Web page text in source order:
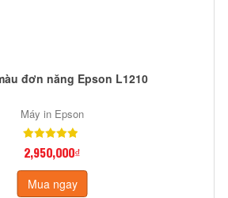
đơn năng Epson L1210
Máy in Epson
2,950,000₫
Mua ngay